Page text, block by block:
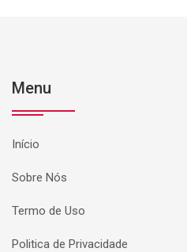
Menu
Início
Sobre Nós
Termo de Uso
Politica de Privacidade